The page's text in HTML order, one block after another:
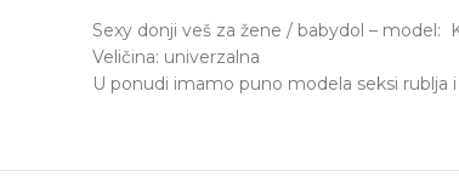
Sexy donji veš za žene / babydol – model:
Veličina: univerzalna
U ponudi imamo puno modela seksi rublja